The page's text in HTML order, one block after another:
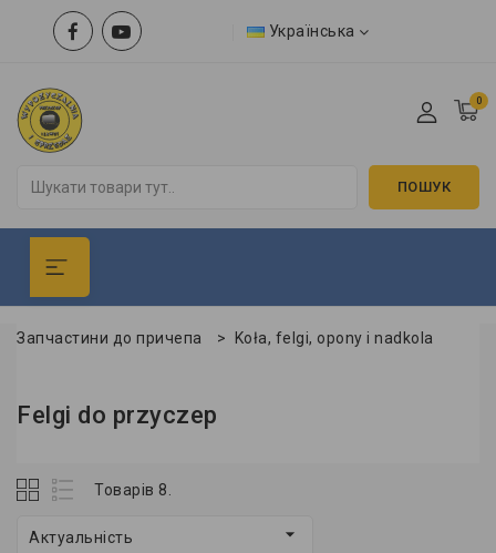
Українська
0
ПОШУК
Запчастини до причепа > Koła, felgi, opony i nadkola
Felgi do przyczep
Товарів 8.
Актуальність 